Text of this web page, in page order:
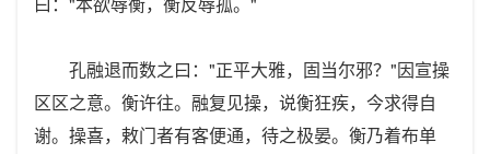
孔融退而数之曰："正平大雅，固当尔邪？"因宣操
区区之意。衡许往。融复见操，说衡狂疾，今求得自
谢。操喜，敕门者有客便通，待之极晏。衡乃着布单